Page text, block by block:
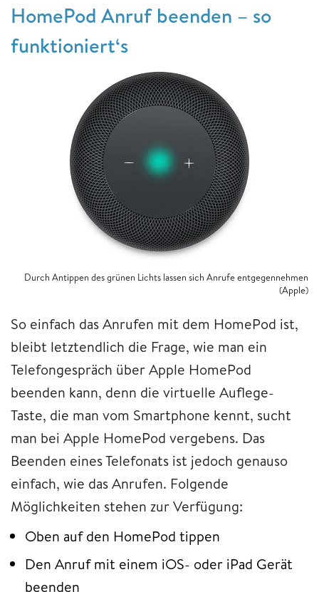
HomePod Anruf beenden – so
funktioniert‘s
Durch Antippen des grünen Lichts lassen sich Anrufe entgegennehmen
(Apple)
So einfach das Anrufen mit dem HomePod ist,
bleibt letztendlich die Frage, wie man ein
Telefongespräch über Apple HomePod
beenden kann, denn die virtuelle Auflege-
Taste, die man vom Smartphone kennt, sucht
man bei Apple HomePod vergebens. Das
Beenden eines Telefonats ist jedoch genauso
einfach, wie das Anrufen. Folgende
Möglichkeiten stehen zur Verfügung:
Oben auf den HomePod tippen
Den Anruf mit einem iOS- oder iPad Gerät
beenden